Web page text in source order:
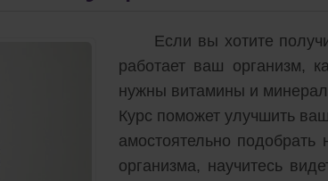
Если вы хотите
работает ваш организм,
нужны витамины и
Курс поможет улучшить
амостоятельно подобрать
организма, научитесь